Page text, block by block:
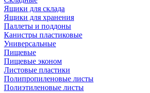
Ящики для склада
Ящики для хранения
Паллеты и поддоны
Канистры пластиковые
Универсальные
Пищевые
Пищевые эконом
Листовые пластики
Полипропиленовые листы
Полиэтиленовые листы